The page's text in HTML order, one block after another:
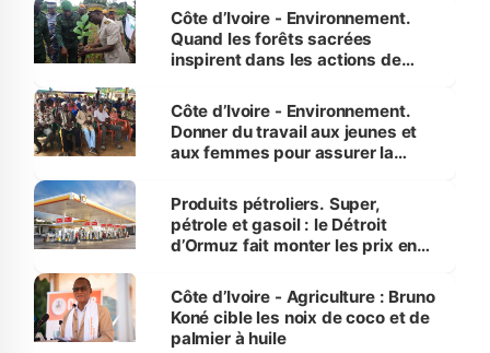
Côte d’Ivoire - Environnement.
Quand les forêts sacrées
inspirent dans les actions de
Côte d’Ivoire - Environnement.
Donner du travail aux jeunes et
aux femmes pour assurer la
menacées
Produits pétroliers. Super,
pétrole et gasoil : le Détroit
d’Ormuz fait monter les prix en
Côte d’Ivoire - Agriculture : Bruno
Koné cible les noix de coco et de
palmier à huile